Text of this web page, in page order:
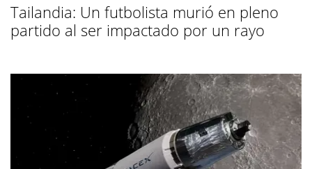
Tailandia: Un futbolista murió en pleno
partido al ser impactado por un rayo